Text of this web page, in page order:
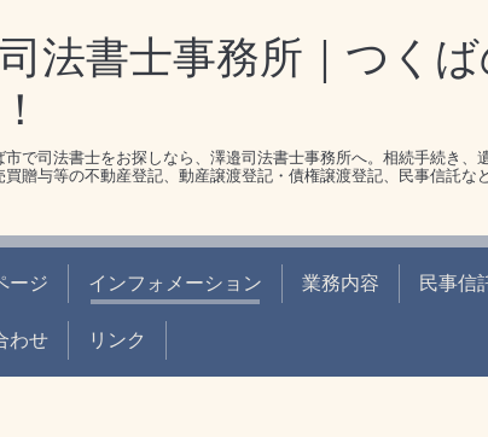
法書士事務所｜つく
市で司法書士をお探しなら、澤邉司法書士事務所へ。相続手続き、
買贈与等の不動産登記、動産譲渡登記・債権譲渡登記、民事信託
ージ インフォメーション 業務内容 民事信
わせ リンク